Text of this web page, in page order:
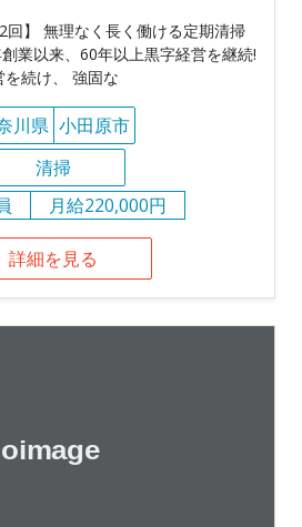
回】 無理なく長く働ける定期清掃
業以来、60年以上黒字経営を継続!
続け、 強固な
川県 小田原市
清掃
月給220,000円
詳細を見る